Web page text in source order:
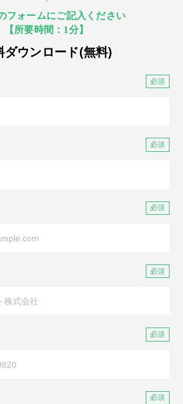
フォームにご記入ください
【所要時間：1分】
ダウンロード(無料)